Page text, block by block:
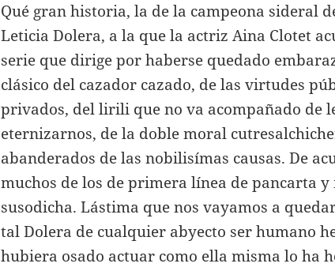
Qué gran historia, la de la campeona sideral
Leticia Dolera, a la que la actriz Aina Clotet
serie que dirige por haberse quedado
clásico del cazador cazado, de las virtudes
privados, del lirili que no va acompañado de
eternizarnos, de la doble moral
abanderados de las nobilisímas causas. De
muchos de los de primera línea de pancarta y
susodicha. Lástima que nos vayamos a
tal Dolera de cualquier abyecto ser humano
hubiera osado actuar como ella misma lo ha